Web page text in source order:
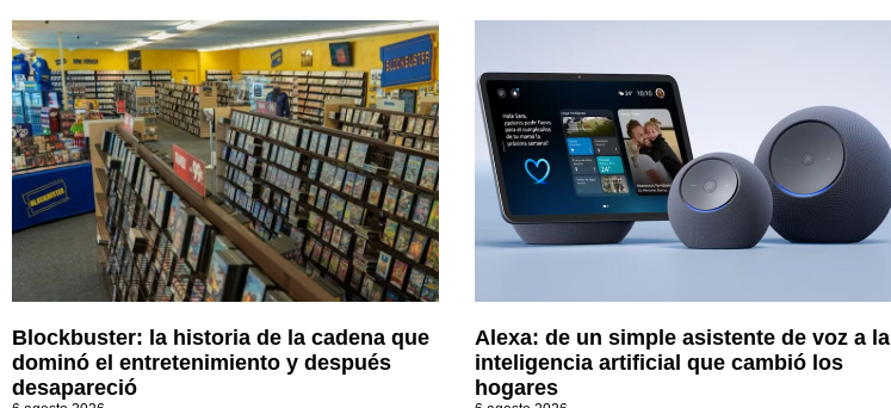
Blockbuster: la historia de la cadena que
dominó el entretenimiento y después
desapareció
Alexa: de un simple asistente de voz a la
inteligencia artificial que cambió los
hogares